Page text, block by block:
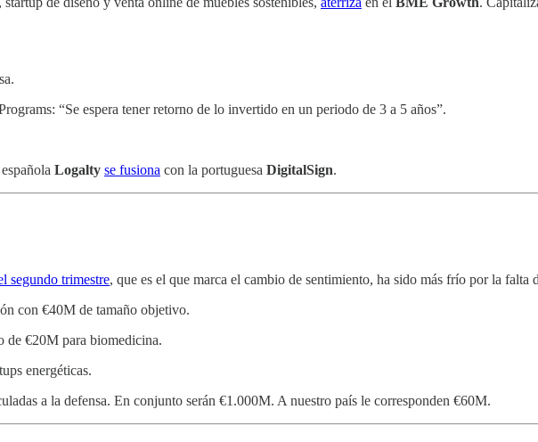
“Se espera tener retorno de lo invertido en un periodo de 3 a 5 años”.
Logalty se fusiona con la portuguesa DigitalSign.
segundo trimestre, que es el que marca el cambio de sentimiento, ha sido más frío por la falta
con €40M de tamaño objetivo.
de €20M para biomedicina.
energéticas.
a la defensa. En conjunto serán €1.000M. A nuestro país le corresponden €60M.